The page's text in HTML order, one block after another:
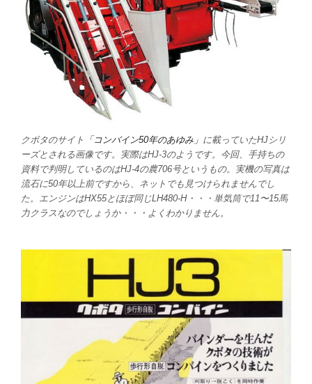
クボタのサイト 「コンバイン50年のあゆみ」 に載っていたHJシリ
ーズとされる画像です。実際はHJ-3のようです。今回、手持ちの
資料で判明しているのはHJ-4の農706号というもの。実機の写真は
流石に50年以上前ですから、ネットでも見つけられませんでし
た。エンジンはHX55とほぼ同じLH480-H・・・単気筒で11〜15馬
力クラスなのでしょうか・・・よくわかりません。